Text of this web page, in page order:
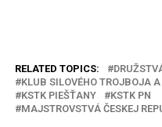
RELATED TOPICS:
KLUB SILOVÉHO TROJBOJA
KSTK PIEŠŤANY
KSTK PN
MAJSTROVSTVÁ ČESKEJ